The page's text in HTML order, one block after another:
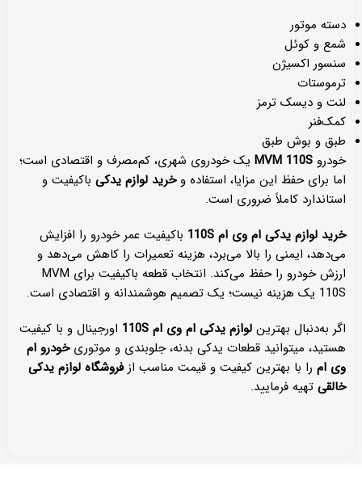
دسته موتور
شمع و کوئل
سنسور اکسیژن
ترموستات
لنت و دیسک ترمز
کمک‌فنر
طبق و بوش طبق
خودرو MVM 110S یک خودروی شهری، کم‌مصرف و اقتصادی است؛
اما برای حفظ این مزایا، استفاده وخرید لوازم یدکی باکیفیت و
استاندارد کاملاً ضروری است.
خرید لوازم یدکی ام وی ام 110 S
باکیفیت عمر خودرو را افزایش
می‌دهد، ایمنی را بالا می‌برد، هزینه تعمیرات را کاهش می‌دهد و
ارزش خودرو را حفظ می‌کند. انتخاب قطعه باکیفیت برای MVM
110S یک هزینه نیست؛ یک تصمیم هوشمندانه و اقتصادی است.
اگر به‌دنبال بهترین لوازم یدکی ام وی ام 110 S
اورجینال و با کیفیت
هستید، میتوانید قطعات یدکی بدنه، جلوبندی و موتوریخودرو ام
وی ام را با بهترین کیفیت و قیمت مناسب ازفروشگاه لوازم یدکی
خالقی تهیه فرمایید.